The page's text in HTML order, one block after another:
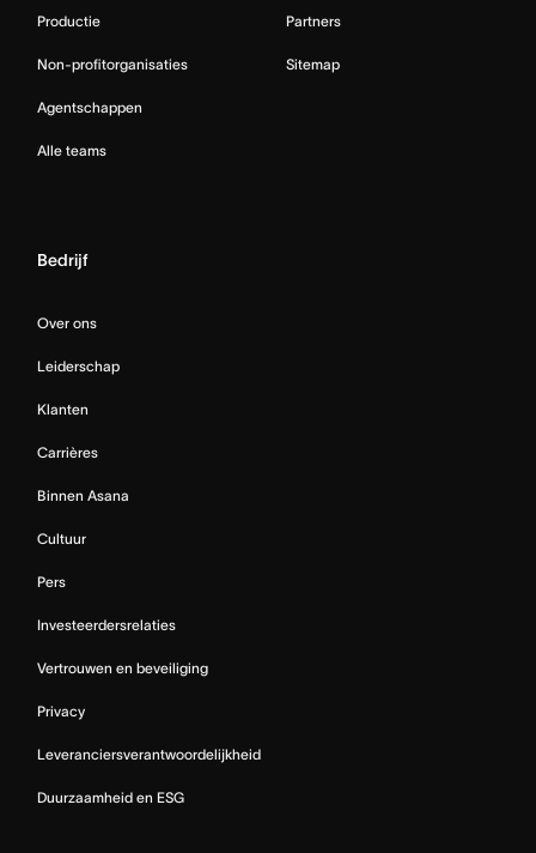
Productie
Non-profitorganisaties
Agentschappen
Alle teams
Partners
Sitemap
Bedrijf
Over ons
Leiderschap
Klanten
Carrières
Binnen Asana
Cultuur
Pers
Investeerdersrelaties
Vertrouwen en beveiliging
Privacy
Leveranciersverantwoordelijkheid
Duurzaamheid en ESG